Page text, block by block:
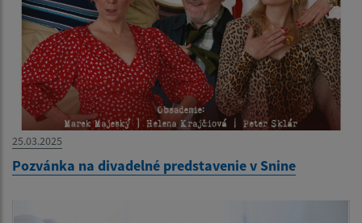
25.03.2025
Pozvánka na divadelné predstavenie v Snine